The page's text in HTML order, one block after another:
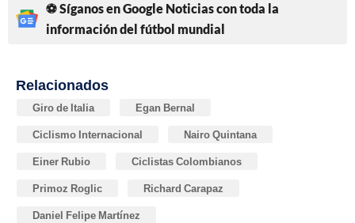
⚽ Síganos en Google Noticias con toda la
información del fútbol mundial
Relacionados
Giro de Italia Egan Bernal
Ciclismo Internacional Nairo Quintana
Einer Rubio Ciclistas Colombianos
Primoz Roglic Richard Carapaz
Daniel Felipe Martínez